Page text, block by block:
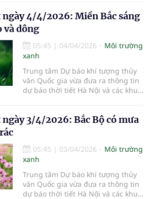
4/4/2026: Miền Bắc sáng
và dông
05:45 | 04/04/2026
Môi trường
xanh
Trung tâm Dự báo khí tượng thủy
văn Quốc gia vừa đưa ra thông tin
dự báo thời tiết Hà Nội và các khu
3/4/2026: Bắc Bộ có mưa
05:45 | 03/04/2026
Môi trường
xanh
Trung tâm Dự báo khí tượng thủy
văn Quốc gia vừa đưa ra thông tin
dự báo thời tiết Hà Nội và các khu